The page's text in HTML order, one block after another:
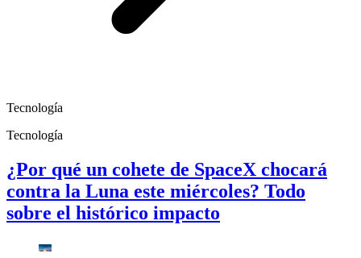
Tecnología
Tecnología
¿Por qué un cohete de SpaceX chocará
contra la Luna este miércoles? Todo
sobre el histórico impacto